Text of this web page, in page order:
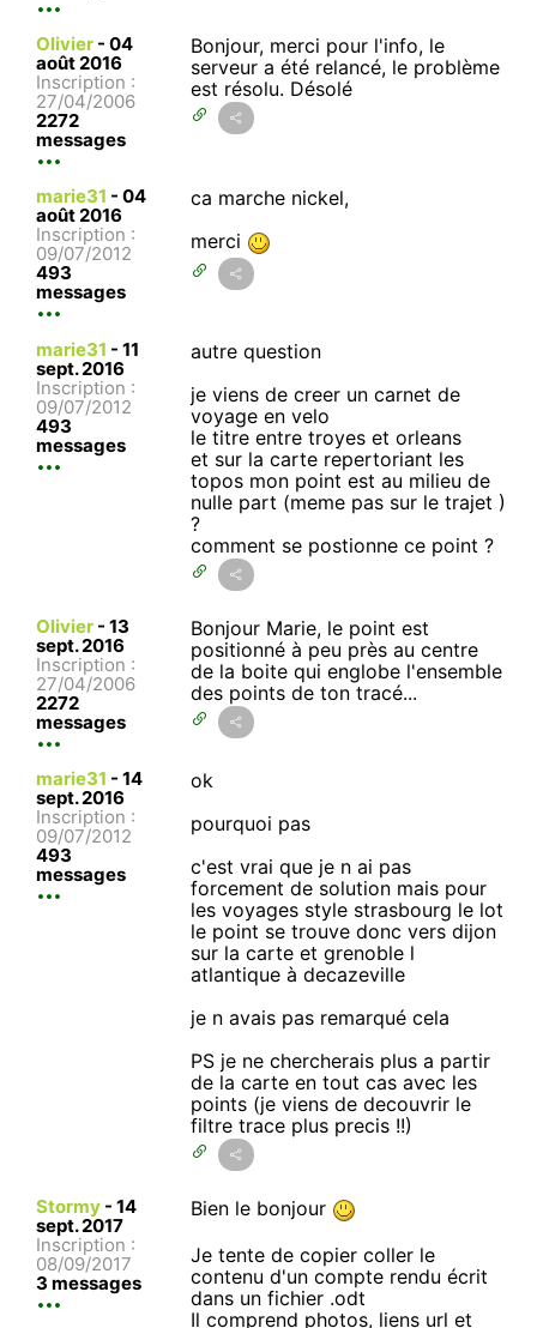
Olivier - 04
août 2016
Inscription :
27/04/2006
2272
messages
Bonjour, merci pour l'info, le
serveur a été relancé, le problème
est résolu. Désolé
marie31 - 04
août 2016
Inscription :
09/07/2012
493
messages
ca marche nickel,
merci
marie31 - 11
sept. 2016
Inscription :
09/07/2012
493
messages
autre question
je viens de creer un carnet de
voyage en velo
le titre entre troyes et orleans
et sur la carte repertoriant les
topos mon point est au milieu de
nulle part (meme pas sur le trajet )
?
comment se postionne ce point ?
Olivier - 13
sept. 2016
Inscription :
27/04/2006
2272
messages
Bonjour Marie, le point est
positionné à peu près au centre
de la boite qui englobe l'ensemble
des points de ton tracé...
marie31 - 14
sept. 2016
Inscription :
09/07/2012
493
messages
ok
pourquoi pas
c'est vrai que je n ai pas
forcement de solution mais pour
les voyages style strasbourg le lot
le point se trouve donc vers dijon
sur la carte et grenoble l
atlantique à decazeville
je n avais pas remarqué cela
PS je ne chercherais plus a partir
de la carte en tout cas avec les
points (je viens de decouvrir le
filtre trace plus precis !!)
Stormy - 14
sept. 2017
Inscription :
08/09/2017
3 messages
Bien le bonjour
Je tente de copier coller le
contenu d'un compte rendu écrit
dans un fichier .odt
Il comprend photos, liens url et